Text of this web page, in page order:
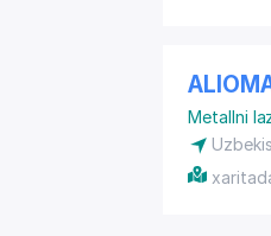
Metallni